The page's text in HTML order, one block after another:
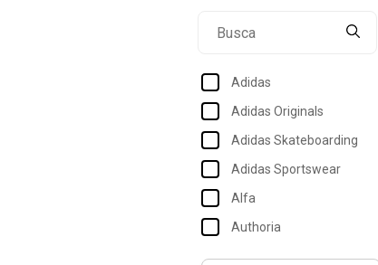
18
Adidas
Adidas Originals
Adidas Skateboarding
Adidas Sportswear
Alfa
Authoria
B2a Kids